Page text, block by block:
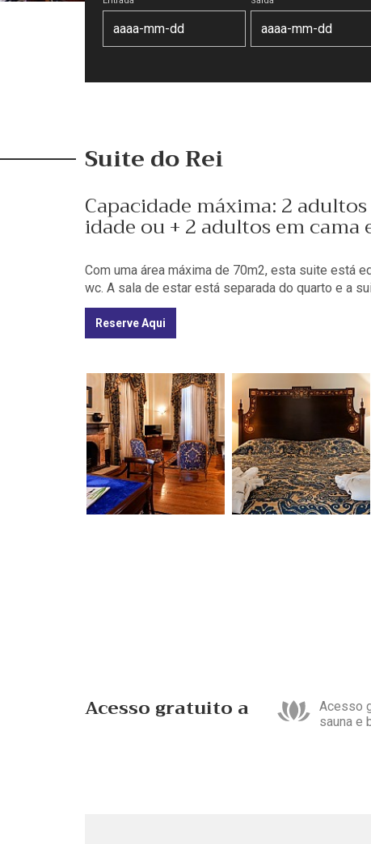
Suite do Rei
Capacidade máxima: 2
idade ou + 2 adultos em cama
Com uma área máxima de 70m2, esta suite está
wc. A sala de estar está separada do quarto e a
Reserve Aqui
Acesso gratuito a
Acesso
sauna e